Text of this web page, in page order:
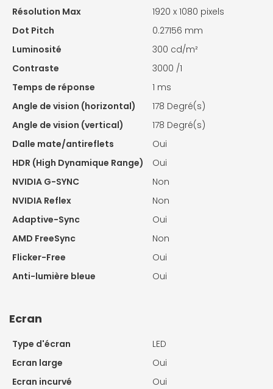
Résolution Max
1920 x 1080 pixels
Dot Pitch
0.27156 mm
Luminosité
300 cd/m²
Contraste
3000 /1
Temps de réponse
1 ms
Angle de vision (horizontal)
178 Degré(s)
Angle de vision (vertical)
178 Degré(s)
Dalle mate/antireflets
Oui
HDR (High Dynamique Range)
Oui
NVIDIA G-SYNC
Non
NVIDIA Reflex
Non
Adaptive-Sync
Oui
AMD FreeSync
Non
Flicker-Free
Oui
Anti-lumière bleue
Oui
Ecran
Type d'écran
LED
Ecran large
Oui
Ecran incurvé
Oui